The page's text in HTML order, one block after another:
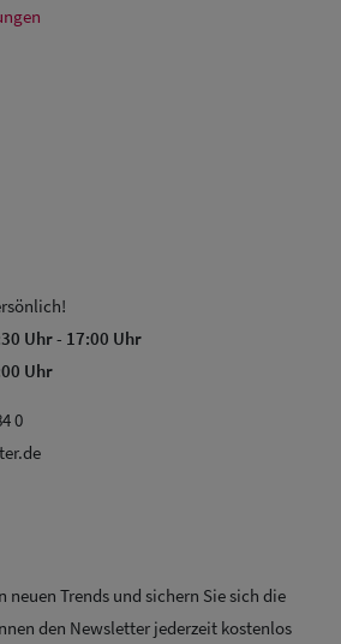
Uhr- 17:00 Uhr
Uhr
0
neuen Trends und sichern Sie sich die
den Newsletter jederzeit kostenlos